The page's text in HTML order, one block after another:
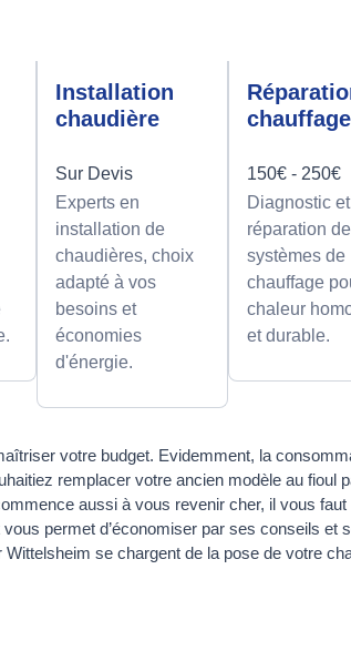
Installation
chaudière
Sur Devis
Experts en
installation de
chaudières, choix
adapté à vos
besoins et
économies
d'énergie.
chauffage
150€ - 250€
Diagnostic et
réparation de
systèmes de
chauffage
chaleur
et durable.
votre budget. Evidemment, la
remplacer votre ancien modèle au fioul
aussi à vous revenir cher, il vous
permet d’économiser par ses conseils et
se chargent de la pose de votre